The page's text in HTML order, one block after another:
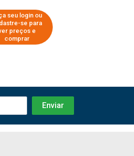
seu login ou
se para
preços e
comprar